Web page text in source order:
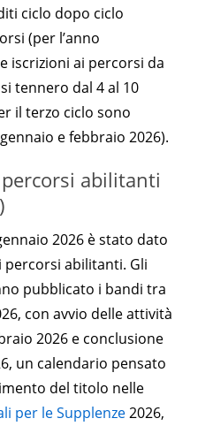
ciclo dopo ciclo
(per l’anno
iscrizioni ai percorsi da
tennero dal 4 al 10
il terzo ciclo sono
e febbraio 2026).
abilitanti
2026 è stato dato
percorsi abilitanti. Gli
pubblicato i bandi tra
con avvio delle attività
2026 e conclusione
un calendario pensato
del titolo nelle
per le Supplenze2026,